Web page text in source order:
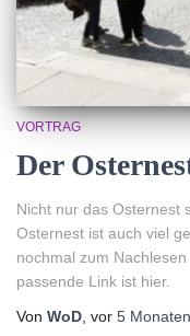
VORTRAG
Der
Nicht nur das Osternest
Osternest ist auch viel
nochmal zum
passende Link ist hier.
Von WoD , vor 5 Monaten